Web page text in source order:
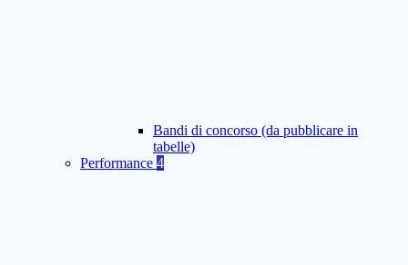
Bandi di concorso (da pubblicare in
tabelle)
Performance 4